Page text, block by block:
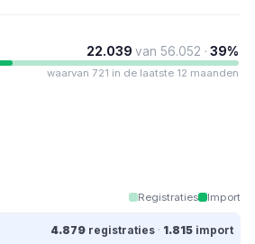
22.039 van 56.052 · 39%
waarvan 721 in de laatste 12 maanden
Registraties Import
4.879 registraties · 1.815 import